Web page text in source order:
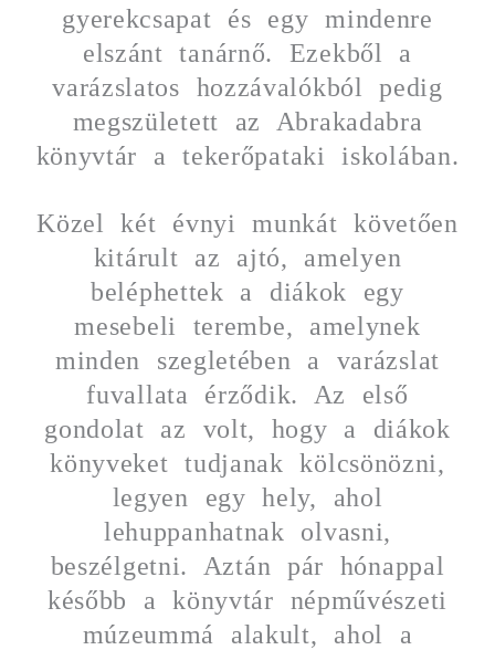
gyerekcsapat és egy mindenre
elszánt tanárnő. Ezekből a
varázslatos hozzávalókból pedig
megszületett az Abrakadabra
könyvtár a tekerőpataki iskolában.
Közel két évnyi munkát követően
kitárult az ajtó, amelyen
beléphettek a diákok egy
mesebeli terembe, amelynek
minden szegletében a varázslat
fuvallata érződik. Az első
gondolat az volt, hogy a diákok
könyveket tudjanak kölcsönözni,
legyen egy hely, ahol
lehuppanhatnak olvasni,
beszélgetni. Aztán pár hónappal
később a könyvtár népművészeti
múzeummá alakult, ahol a